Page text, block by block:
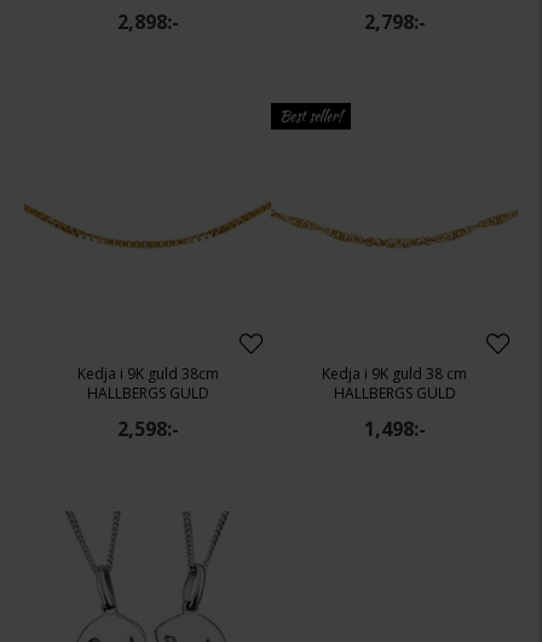
2,898:- 2,798:-
Kedja i 9K guld 38cm
HALLBERGS GULD
2,598:-
Best seller!
Kedja i 9K guld 38 cm
HALLBERGS GULD
1,498:-